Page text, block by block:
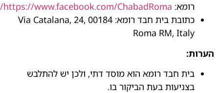
רומא: https://www.facebook.com/ChabadRoma/
כתובת בית חבד רומא: Via Catalana, 24, 00184
Roma RM, Italy
הערות:
בית חבד רומא הוא מוסד דתי, ולכן יש להתלבש
בצניעות בעת הביקור בו.